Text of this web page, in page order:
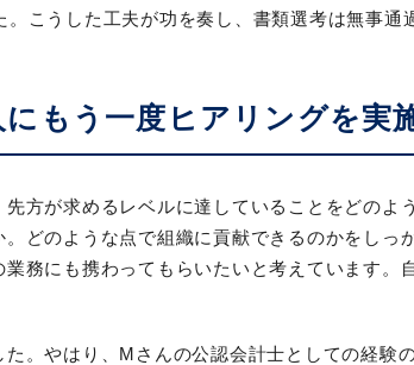
こうした工夫が功を奏し、書類選考は無事通
もう一度ヒアリングを実
方が求めるレベルに達していることをどのよ
どのような点で組織に貢献できるのかをしっ
務にも携わってもらいたいと考えています。
。やはり、Mさんの公認会計士としての経験